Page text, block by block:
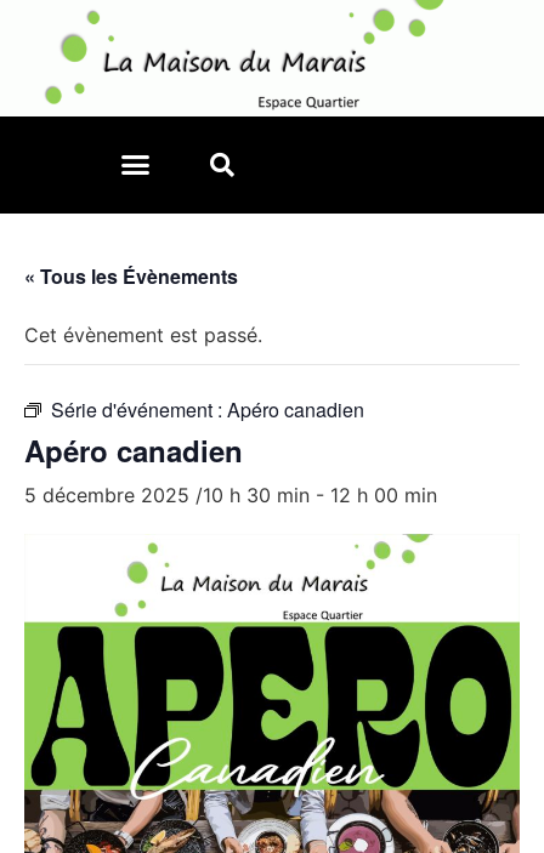
« Tous les Évènements
Cet évènement est passé.
Série d'événement : Apéro canadien
Apéro canadien
5 décembre 2025 /10 h 30 min - 12 h 00 min